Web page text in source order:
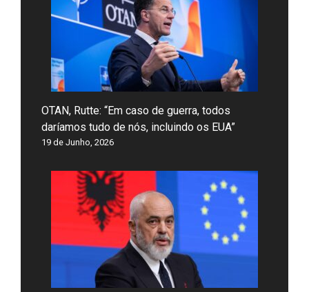
OTAN, Rutte: “Em caso de guerra, todos
daríamos tudo de nós, incluindo os EUA”
19 de Junho, 2026